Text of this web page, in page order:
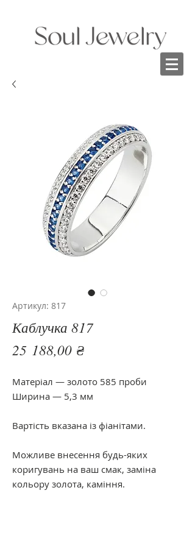
Артикул: 817
Каблучка 817
25 188,00 ₴Цена
Матеріал — золото 585 проби
Ширина — 5,3 мм
Вартість вказана із фіанітами.
Можливе внесення будь-яких
коригувань на ваш смак, заміна
кольору золота, каміння.